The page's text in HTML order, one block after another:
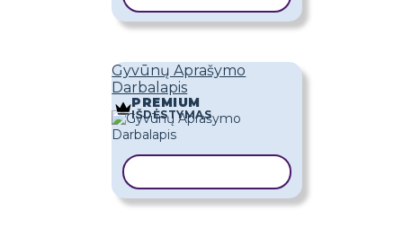
Gyvūnų Aprašymo
Darbalapis
PREMIUM
IŠDĖSTYMAS